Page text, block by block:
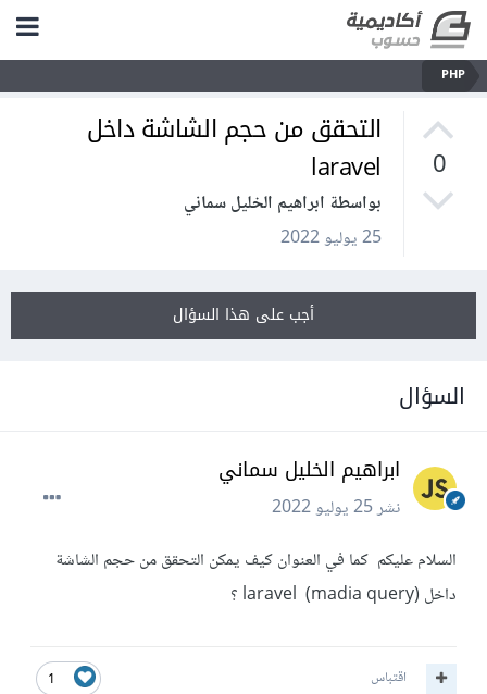
PHP
0
التحقق من حجم الشاشة داخل
laravel
بواسطة ابراهيم الخليل سماني
25 يوليو 2022
أجب على هذا السؤال
السؤال
ابراهيم الخليل سماني
نشر25 يوليو 2022
السلام عليكم كما في العنوان كيف يمكن التحقق من حجم الشاشة
داخل laravel (madia query) ؟
1 اقتباس